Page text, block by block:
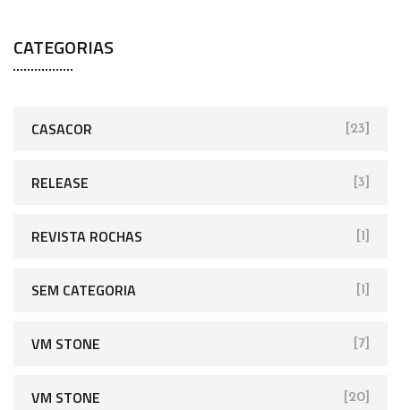
CATEGORIAS
CASACOR [23]
RELEASE [3]
REVISTA ROCHAS [1]
SEM CATEGORIA [1]
VM STONE [7]
VM STONE [20]